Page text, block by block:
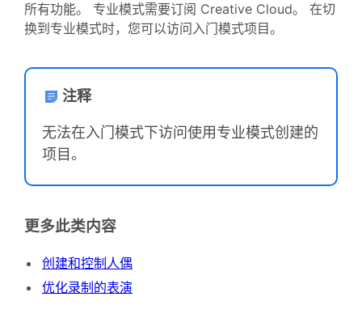
所有功能。 专业模式需要订阅 Creative Cloud。 在切
换到专业模式时，您可以访问入门模式项目。
注释
无法在入门模式下访问使用专业模式创建的
项目。
更多此类内容
创建和控制人偶
优化录制的表演